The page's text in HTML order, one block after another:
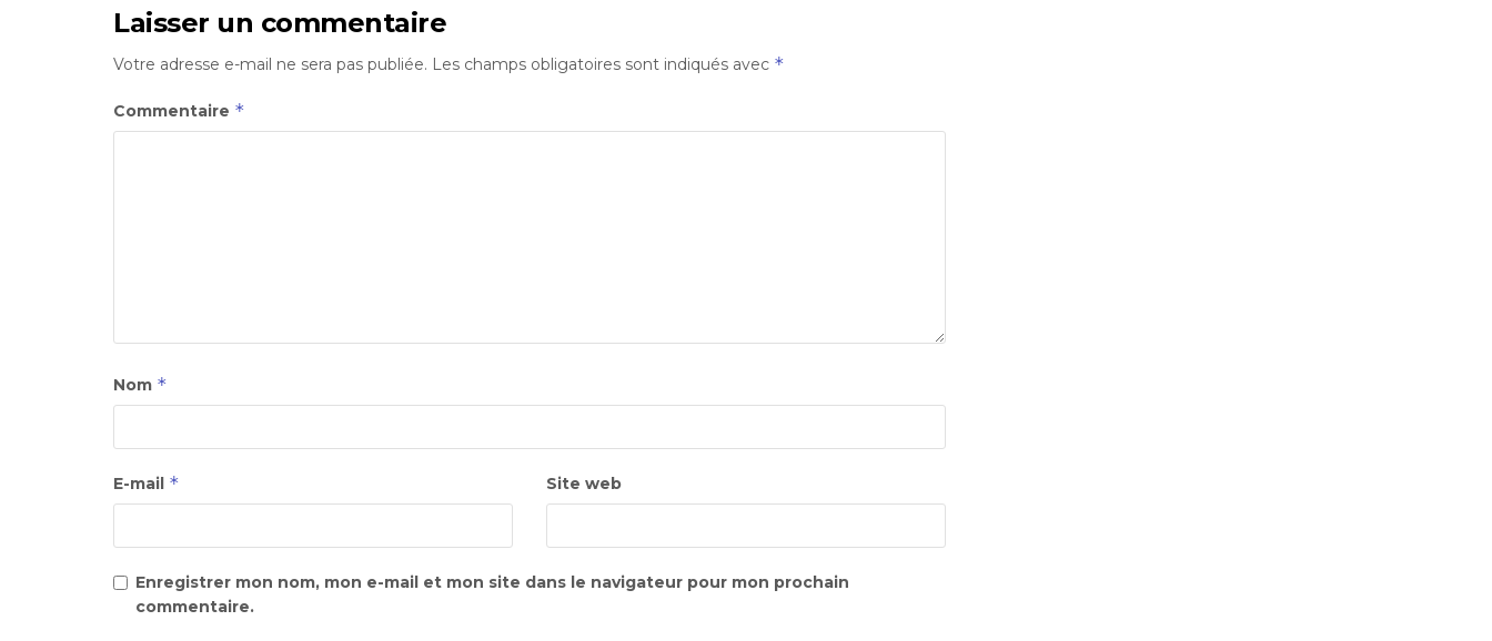
Laisser un commentaire
Votre adresse e-mail ne sera pas publiée. Les champs obligatoires sont indiqués avec *
Commentaire *
Nom *
E-mail * Site web
Enregistrer mon nom, mon e-mail et mon site dans le navigateur pour mon prochain
commentaire.